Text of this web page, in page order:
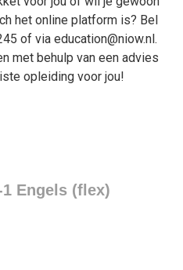
het online platform is? Bel
of via education@niow.nl.
met behulp van een advies
opleiding voor jou!
Engels (flex)